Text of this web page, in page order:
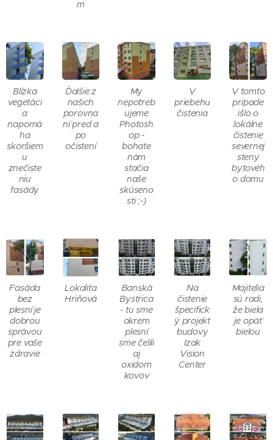
m
Blízka
vegetáci
a
napomá
ha
skoršiem
u
znečiste
niu
fasády
Ďalšie z
našich
porovna
ní pred a
po
očistení
My
nepotreb
ujeme
Photosh
op -
bohate
nám
stačia
naše
skúseno
sti ;-)
V
priebehu
čistenia
V tomto
prípade
išlo o
lokálne
čistenie
severnej
steny
bytovéh
o domu
Fasáda
bez
plesní je
dobrou
správou
pre vaše
zdravie
Lokalita
Hriňová
Banská
Bystrica
- tu sme
okrem
plesní
sme čelili
aj
oxidom
kovov
Na
čistenie
špecifick
ý projekt
budovy
Izak
Vision
Center
Majitelia
sú radi,
že biela
je opäť
bielou